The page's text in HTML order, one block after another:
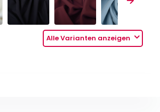
Alle Varianten anzeigen